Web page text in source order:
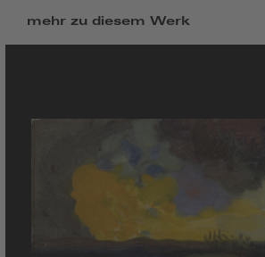
mehr zu diesem Werk